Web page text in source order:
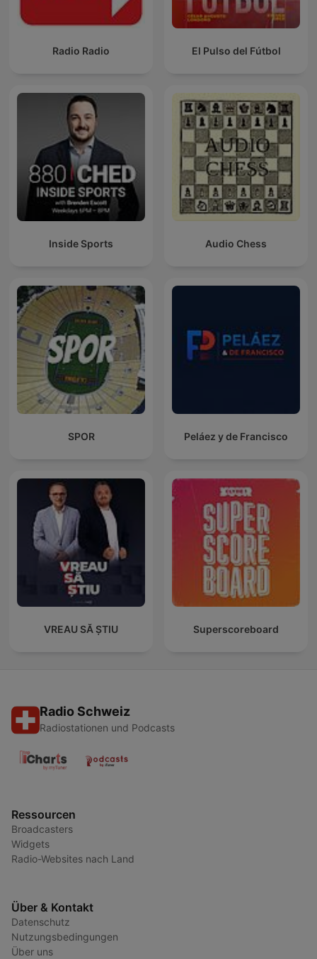
Radio Radio El Pulso del Fútbol
Inside Sports Audio Chess
SPOR Peláez y de Francisco
VREAU SĂ ȘTIU Superscoreboard
Radio Schweiz
Radiostationen und Podcasts
Ressourcen
Broadcasters
Widgets
Radio-Websites nach Land
Über & Kontakt
Datenschutz
Nutzungsbedingungen
Über uns